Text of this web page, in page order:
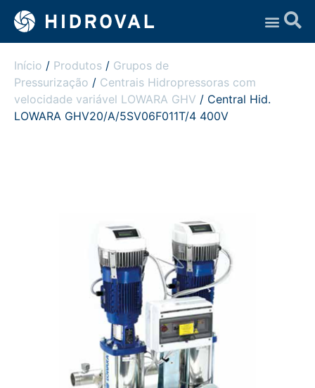
Início / Produtos / Grupos de
Pressurização / Centrais Hidropressoras com
velocidade variável LOWARA GHV / Central Hid.
LOWARA GHV20/A/5SV06F011T/4 400V